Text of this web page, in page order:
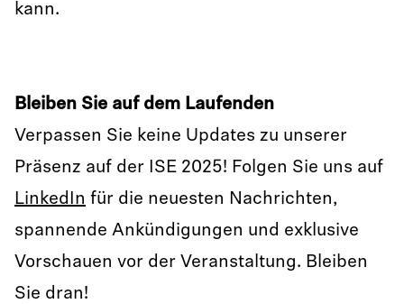
kann.
Bleiben Sie auf dem Laufenden
Verpassen Sie keine Updates zu unserer
Präsenz auf der ISE 2025! Folgen Sie uns auf
LinkedIn für die neuesten Nachrichten,
spannende Ankündigungen und exklusive
Vorschauen vor der Veranstaltung. Bleiben
Sie dran!